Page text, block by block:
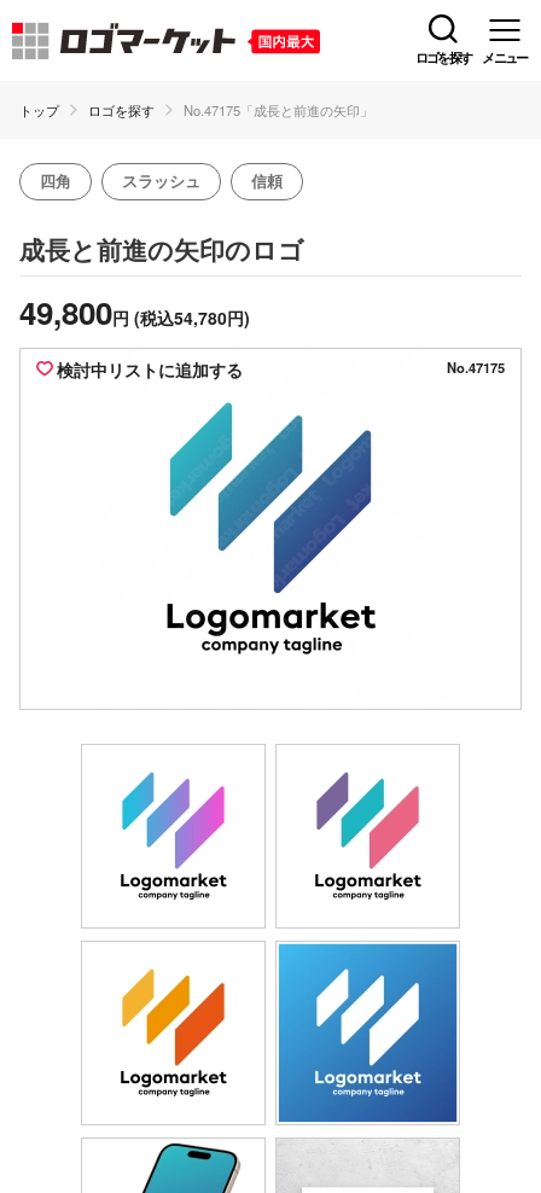
ロゴを探す メニュー
トップ ロゴを探す No.47175「成長と前進の矢印」
四角 スラッシュ 信頼
成長と前進の矢印のロゴ
49,800円 (税込54,780円)
検討中リストに追加する No.47175